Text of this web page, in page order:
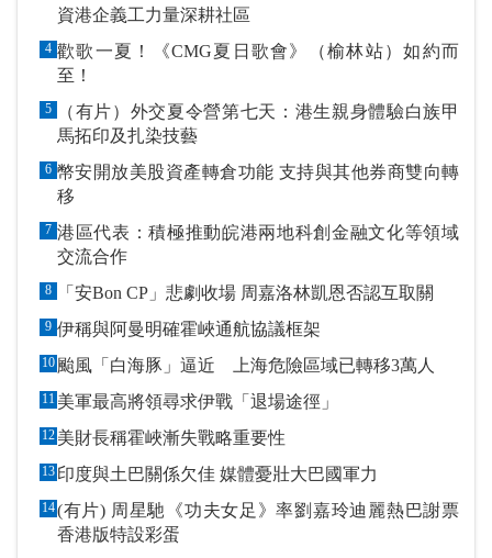
資港企義工力量深耕社區
4 歡歌一夏！《CMG夏日歌會》（榆林站）如約而
至！
5
（有片）外交夏令營第七天：港生親身體驗白族甲
馬拓印及扎染技藝
6 幣安開放美股資產轉倉功能 支持與其他券商雙向轉
移
7 港區代表：積極推動皖港兩地科創金融文化等領域
交流合作
8 「安Bon CP」悲劇收場 周嘉洛林凱恩否認互取關
9 伊稱與阿曼明確霍峽通航協議框架
10 颱風「白海豚」逼近 上海危險區域已轉移3萬人
11 美軍最高將領尋求伊戰「退場途徑」
12 美財長稱霍峽漸失戰略重要性
13 印度與土巴關係欠佳 媒體憂壯大巴國軍力
14(有片) 周星馳《功夫女足》率劉嘉玲迪麗熱巴謝票
香港版特設彩蛋